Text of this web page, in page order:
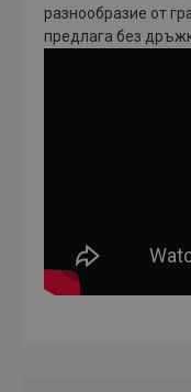
разнообразие от
предлага без